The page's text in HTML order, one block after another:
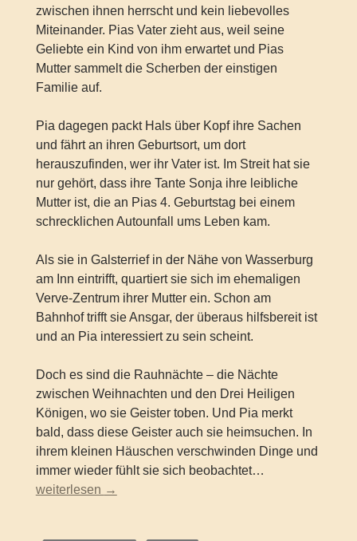
zwischen ihnen herrscht und kein liebevolles
Miteinander. Pias Vater zieht aus, weil seine
Geliebte ein Kind von ihm erwartet und Pias
Mutter sammelt die Scherben der einstigen
Familie auf.
Pia dagegen packt Hals über Kopf ihre Sachen
und fährt an ihren Geburtsort, um dort
herauszufinden, wer ihr Vater ist. Im Streit hat sie
nur gehört, dass ihre Tante Sonja ihre leibliche
Mutter ist, die an Pias 4. Geburtstag bei einem
schrecklichen Autounfall ums Leben kam.
Als sie in Galsterrief in der Nähe von Wasserburg
am Inn eintrifft, quartiert sie sich im ehemaligen
Verve-Zentrum ihrer Mutter ein. Schon am
Bahnhof trifft sie Ansgar, der überaus hilfsbereit ist
und an Pia interessiert zu sein scheint.
Doch es sind die Rauhnächte – die Nächte
zwischen Weihnachten und den Drei Heiligen
Königen, wo sie Geister toben. Und Pia merkt
bald, dass diese Geister auch sie heimsuchen. In
ihrem kleinen Häuschen verschwinden Dinge und
immer wieder fühlt sie sich beobachtet…
Ellen Sandberg – Rauhnächte
weiterlesen →